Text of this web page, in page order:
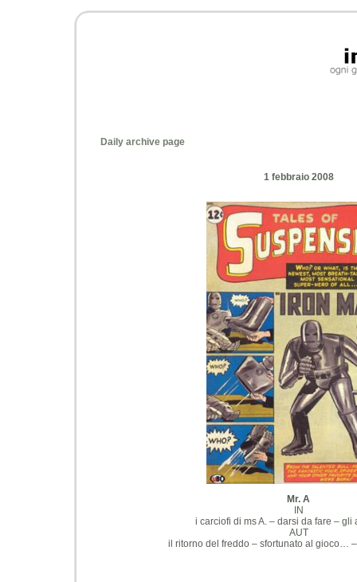
Daily archive page
1 febbraio 2008
Mr. A
IN
i carciofi di ms A. – darsi da fare – gli
AUT
il ritorno del freddo – sfortunato al gioco…